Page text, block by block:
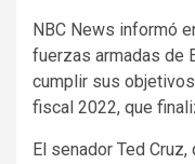
NBC News informó
fuerzas armadas de
cumplir sus
fiscal 2022, que
El senador Ted